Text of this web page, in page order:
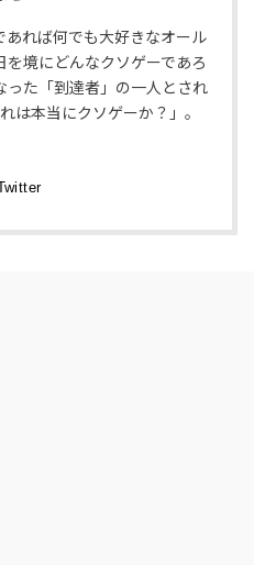
あれば何でも大好きなオール
境にどんなクソゲーであろ
った「到達者」の一人とされ
本当にクソゲーか？」。